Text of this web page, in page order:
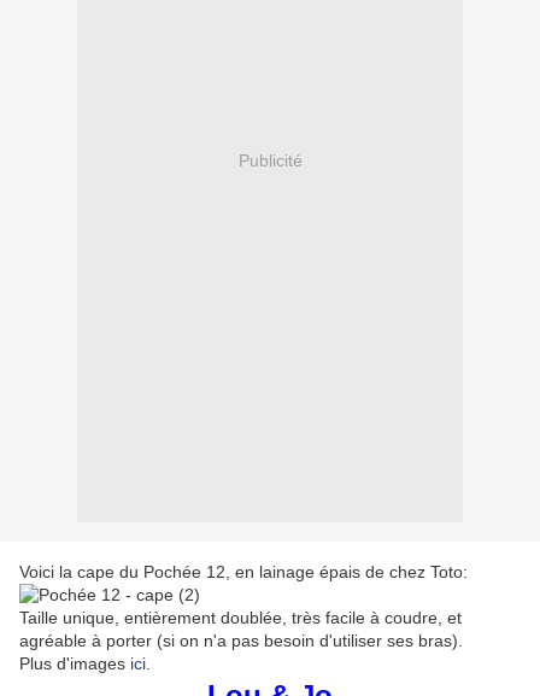
Publicité
Voici la cape du Pochée 12, en lainage épais de chez Toto:
Taille unique, entièrement doublée, très facile à coudre, et
agréable à porter (si on n'a pas besoin d'utiliser ses bras).
Plus d'images ici